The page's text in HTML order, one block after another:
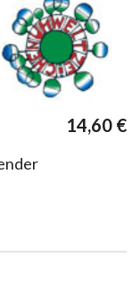
14,60 €